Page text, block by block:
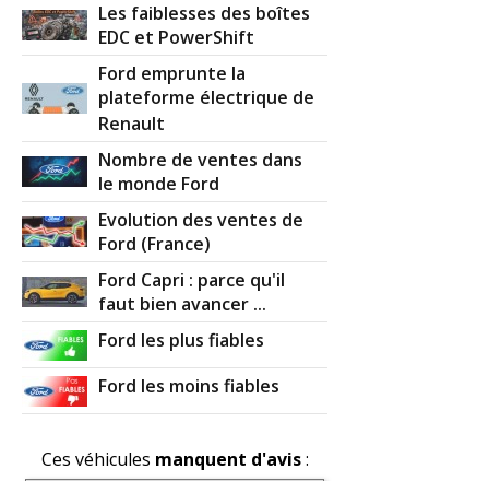
Les faiblesses des boîtes
EDC et PowerShift
Ford emprunte la
plateforme électrique de
Renault
Nombre de ventes dans
le monde Ford
Evolution des ventes de
Ford (France)
Ford Capri : parce qu'il
faut bien avancer ...
Ford les plus fiables
Ford les moins fiables
Ces véhicules manquent d'avis: